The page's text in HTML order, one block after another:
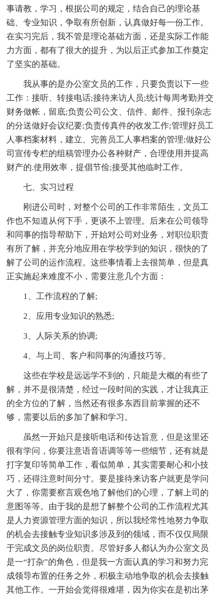
事请教，学习，根据公司的规定，结合自己的理论基
础、专业知识，争取有所创新，认真做好每一份工作。
在实习完后，我不管是理论基础方面，还是实际工作能
力方面，都有了很大的提升，为以后正式参加工作奠定
了坚实的基础。
我从事的是办公室文员的工作，只要负责以下一些
工作：接听、转接电话;接待来访人员;统计每周考勤并交
财务做帐，留底;负责公司公文、信件、邮件、报刊杂志
的分送做好会议纪要;负责传真件的收发工作;管理好员工
人事档案材料，建立、完善员工人事档案的管理;做好公
司宣传专栏的组稿管理办公各种财产，合理使用并提高
财产的.使用效率，提倡节俭;接受其他临时工作。
七、实习过程
刚进公司时，对整个公司的工作非常陌生，文员工
作也不知道从何下手，更谈不上管理。后来在公司领导
和同事的指导帮助下，开始对公司对业务，对职位职责
有所了解，并充分地应用在学校学到的知识，很快的了
解了公司的运作流程。这些事情看上去很简单，但是真
正实施起来难度不小，需要注意几个方面：
1、工作流程的了解;
2、应用专业知识的熟悉;
3、人际关系的协调;
4、与上司、客户和同事的沟通技巧等。
这些在学校是远远学不到的，只能是大概的有些了
解，并不是很清楚，经过一段时间的实践，才让我真正
的全方位的了解，当然还有很多东西目前掌握的还不
够，需要以后的多加了解和学习。
虽然一开始只是接听电话和传达旨意，但是这里还
很有学问，你要注意语音语调等等一些细节，还有就是
打字复印等简单工作，看似简单，其实需要耐心和小技
巧，还得注意时间分寸。要是接待来访客户就更是学问
大了，你需要察言观色地了解他们的心理，了解上司的
意图等等。由于我的是想了解整个公司的工作流程尤其
是人力资源管理方面的知识，所以我经常性地努力争取
的机会去接触专业知识多涉及到的领域，而不仅仅局限
于完成文员的岗位职责。尽管好多人都认为办公室文员
是一“打杂”的角色，但是我一方面认真的学习和努力完
成领导布置的任务之外，积极主动地争取的机会去接触
其他工作。一开始会觉得很难堪，因为你实在是初出茅